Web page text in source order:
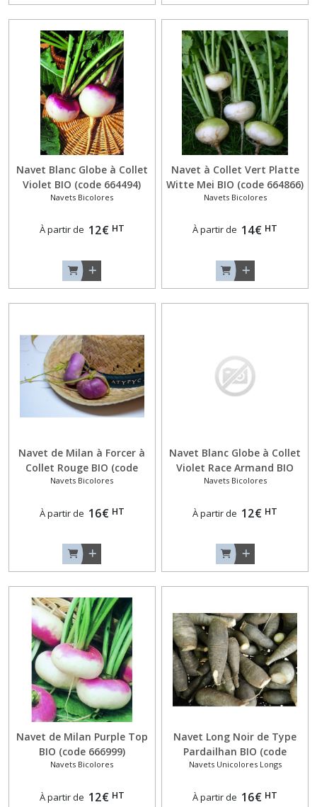
Navet Blanc Globe à Collet
Violet BIO (code 664494)
Navets Bicolores
À partir de 12€ HT
Navet à Collet Vert Platte
Witte Mei BIO (code 664866)
Navets Bicolores
À partir de 14€ HT
Navet de Milan à Forcer à
Collet Rouge BIO (code
664495)
Navets Bicolores
À partir de 16€ HT
Navet Blanc Globe à Collet
Violet Race Armand BIO
(code 662666)
Navets Bicolores
À partir de 12€ HT
Navet de Milan Purple Top
BIO (code 666999)
Navets Bicolores
À partir de 12€ HT
Navet Long Noir de Type
Pardailhan BIO (code
664420)
Navets Unicolores Longs
À partir de 16€ HT